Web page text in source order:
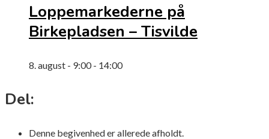
Loppemarkederne på
Birkepladsen – Tisvilde
8. august - 9:00- 14:00
Del:
Denne begivenhed er allerede afholdt.